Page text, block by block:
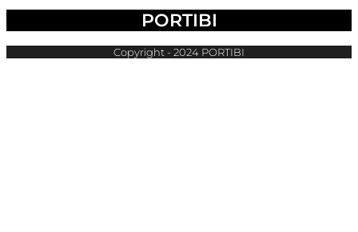
PORTIBI
Copyright - 2024 PORTIBI